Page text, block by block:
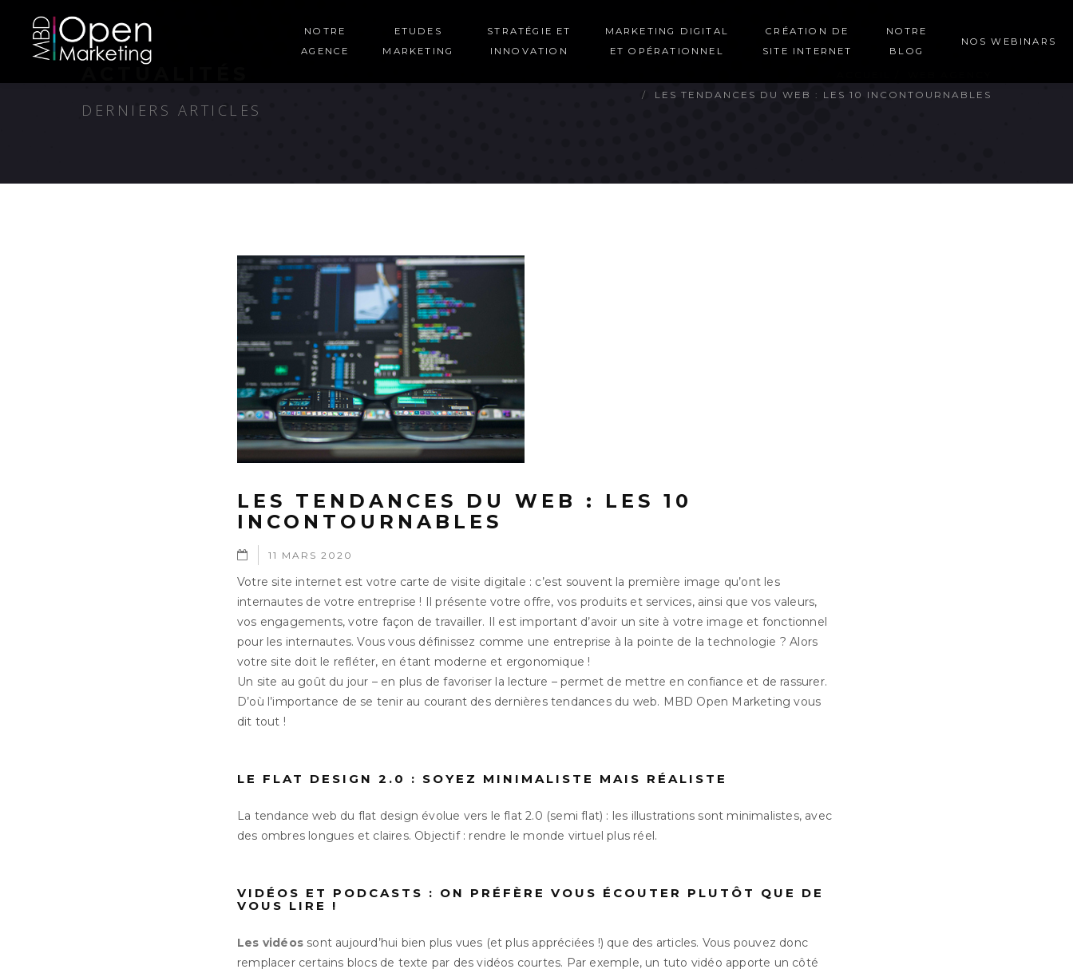
NOTRE
AGENCE
ETUDES
MARKETING
STRATÉGIE ET
INNOVATION
MARKETING DIGITAL
ET OPÉRATIONNEL
CRÉATION DE
SITE INTERNET
NOTRE
BLOG
NOS WEBINARS
DERNIERS ARTICLES
LES TENDANCES DU WEB : LES 10 INCONTOURNABLES
LES TENDANCES DU WEB : LES 10
INCONTOURNABLES
11 MARS 2020
Votre site internet est votre carte de visite digitale : c’est souvent la première image qu’ont les
internautes de votre entreprise ! Il présente votre offre, vos produits et services, ainsi que vos valeurs,
vos engagements, votre façon de travailler. Il est important d’avoir un site à votre image et fonctionnel
pour les internautes. Vous vous définissez comme une entreprise à la pointe de la technologie ? Alors
votre site doit le refléter, en étant moderne et ergonomique !
Un site au goût du jour – en plus de favoriser la lecture – permet de mettre en confiance et de rassurer.
D’où l’importance de se tenir au courant des dernières tendances du web. MBD Open Marketing vous
dit tout !
LE FLAT DESIGN 2.0 : SOYEZ MINIMALISTE MAIS RÉALISTE
La tendance web du flat design évolue vers le flat 2.0 (semi flat) : les illustrations sont minimalistes, avec
des ombres longues et claires. Objectif : rendre le monde virtuel plus réel.
VIDÉOS ET PODCASTS : ON PRÉFÈRE VOUS ÉCOUTER PLUTÔT QUE DE
VOUS LIRE !
Les vidéos sont aujourd’hui bien plus vues (et plus appréciées !) que des articles. Vous pouvez donc
remplacer certains blocs de texte par des vidéos courtes. Par exemple, un tuto vidéo apporte un côté